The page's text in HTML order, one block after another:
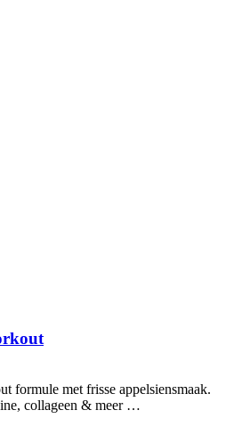
formule met frisse appelsiensmaak.
collageen & meer …